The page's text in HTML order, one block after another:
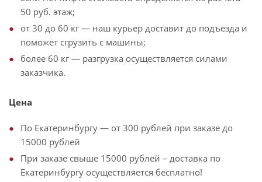
50 руб. этаж;
от 30 до 60 кг — наш курьер доставит до подъезда и
поможет сгрузить с машины;
более 60 кг — разгрузка осуществляется силами
заказчика.
Цена
По Екатеринбургу — от 300 рублей при заказе до
15000 рублей
При заказе свыше 15000 рублей – доставка по
Екатеринбургу осуществляется бесплатно!